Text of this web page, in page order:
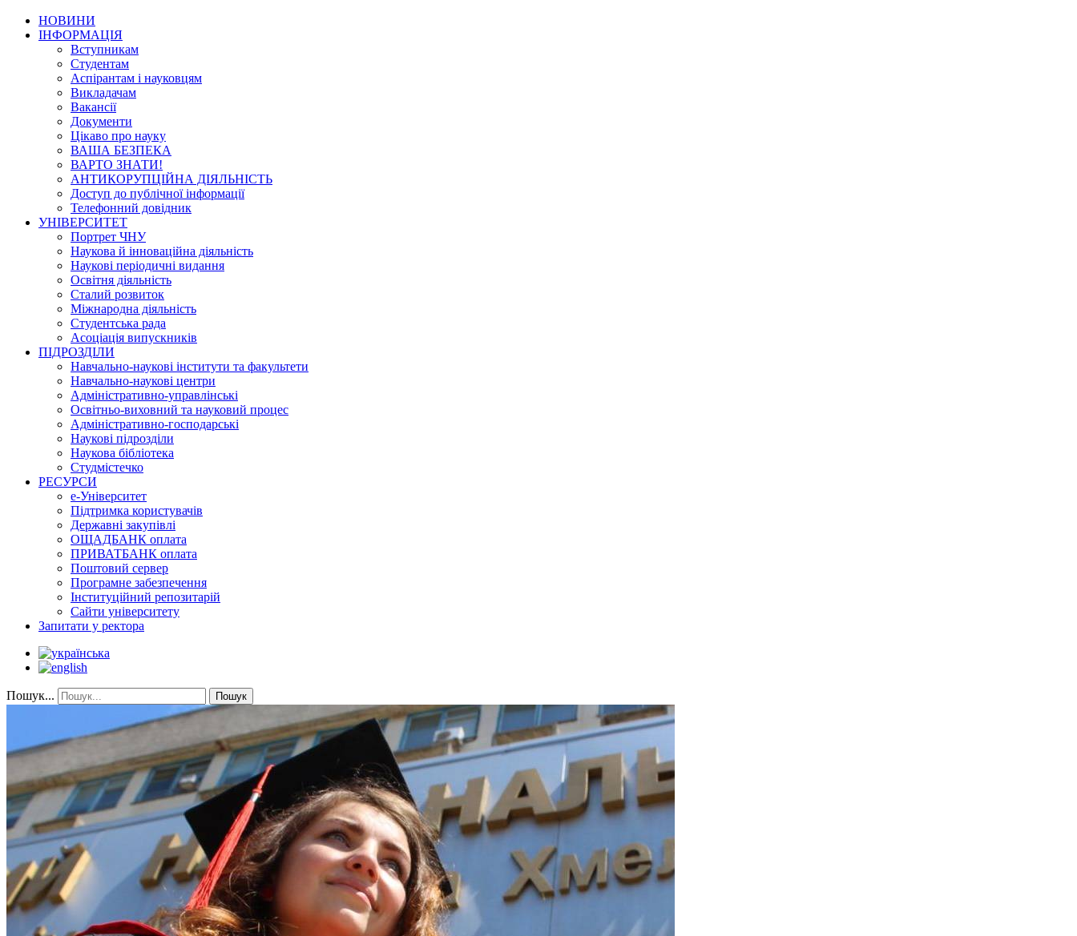
НОВИНИ
ІНФОРМАЦІЯ
Вступникам
Студентам
Аспірантам і науковцям
Викладачам
Вакансії
Документи
Цікаво про науку
ВАША БЕЗПЕКА
ВАРТО ЗНАТИ!
АНТИКОРУПЦІЙНА ДІЯЛЬНІСТЬ
Доступ до публічної інформації
Телефонний довідник
УНІВЕРСИТЕТ
Портрет ЧНУ
Наукова й інноваційна діяльність
Наукові періодичні видання
Освітня діяльність
Сталий розвиток
Міжнародна діяльність
Студентська рада
Асоціація випускників
ПІДРОЗДІЛИ
Навчально-наукові інститути та факультети
Навчально-наукові центри
Адміністративно-управлінські
Освітньо-виховний та науковий процес
Адміністративно-господарські
Наукові підрозділи
Наукова бібліотека
Студмістечко
РЕСУРСИ
е-Університет
Підтримка користувачів
Державні закупівлі
ОЩАДБАНК оплата
ПРИВАТБАНК оплата
Поштовий сервер
Програмне забезпечення
Інституційний репозитарій
Сайти університету
Запитати у ректора
Пошук... Пошук